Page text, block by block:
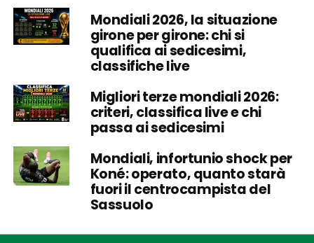
Mondiali 2026, la situazione
girone per girone: chi si
qualifica ai sedicesimi,
classifiche live
Migliori terze mondiali 2026:
criteri, classifica live e chi
passa ai sedicesimi
Mondiali, infortunio shock per
Koné: operato, quanto starà
fuori il centrocampista del
Sassuolo